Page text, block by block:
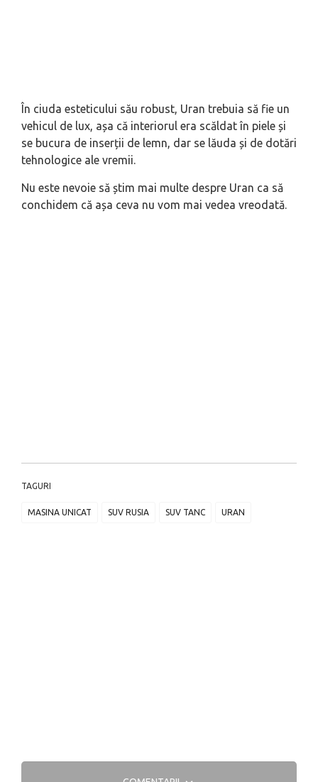
În ciuda esteticului său robust, Uran trebuia să fie un
vehicul de lux, așa că interiorul era scăldat în piele și
se bucura de inserții de lemn, dar se lăuda și de dotări
tehnologice ale vremii.
Nu este nevoie să știm mai multe despre Uran ca să
conchidem că așa ceva nu vom mai vedea vreodată.
TAGURI
MASINA UNICAT SUV RUSIA SUV TANC URAN